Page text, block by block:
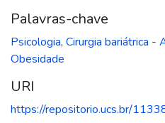
Palavras-chave
Psicologia, Cirurgia bariátrica -
Obesidade
URI
https://repositorio.ucs.br/